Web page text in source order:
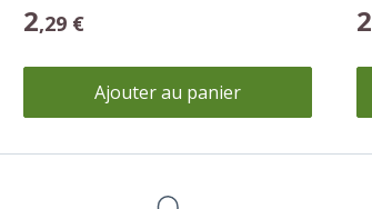
2,29 €
Ajouter au panier
2